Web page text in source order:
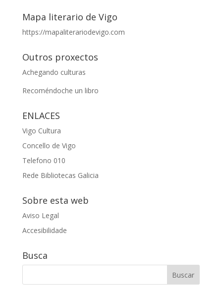
Mapa literario de Vigo
https://mapaliterariodevigo.com
Outros proxectos
Achegando culturas
Recoméndoche un libro
ENLACES
Vigo Cultura
Concello de Vigo
Telefono 010
Rede Bibliotecas Galicia
Sobre esta web
Aviso Legal
Accesibilidade
Busca